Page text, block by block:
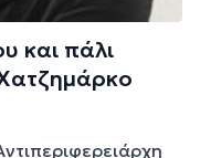
και πάλι